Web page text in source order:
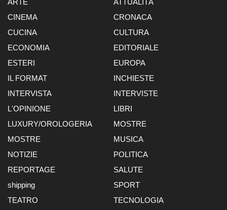
CINEMA
CRONACA
CUCINA
CULTURA
ECONOMIA
EDITORIALE
ESTERI
EUROPA
IL FORMAT
INCHIESTE
INTERVISTA
INTERVISTE
L'OPINIONE
LIBRI
LUXURY/OROLOGERIA
MOSTRE
MOSTRE
MUSICA
NOTIZIE
POLITICA
REPORTAGE
SALUTE
shipping
SPORT
TEATRO
TECNOLOGIA